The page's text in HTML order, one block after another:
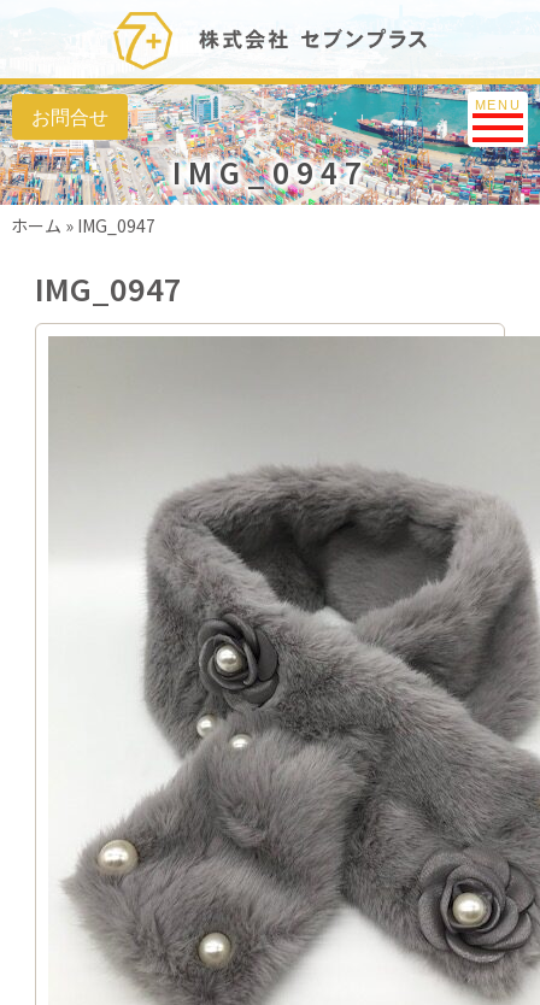
Toggle
MENU
IMG_0947
ホーム » IMG_0947
IMG_0947